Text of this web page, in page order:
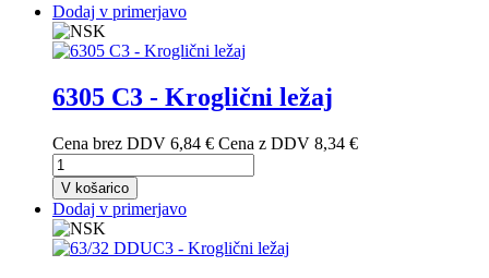
Dodaj v primerjavo
6305 C3 - Kroglični ležaj
Cena brez DDV 6,84 € Cena z DDV 8,34 €
V košarico
Dodaj v primerjavo